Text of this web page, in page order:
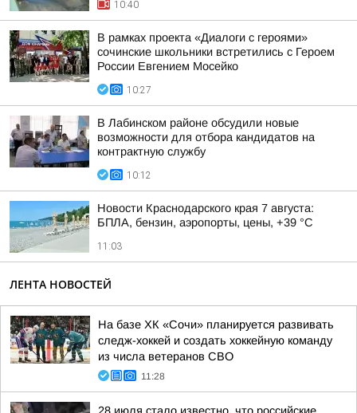
10:40
В рамках проекта «Диалоги с героями»
сочинские школьники встретились с Героем
России Евгением Мосейко
10:27
В Лабинском районе обсудили новые
возможности для отбора кандидатов на
контрактную службу
10:12
Новости Краснодарского края 7 августа:
БПЛА, бензин, аэропорты, цены, +39 °C
11:03
ЛЕНТА НОВОСТЕЙ
На базе ХК «Сочи» планируется развивать
следж-хоккей и создать хоккейную команду
из числа ветеранов СВО
11:28